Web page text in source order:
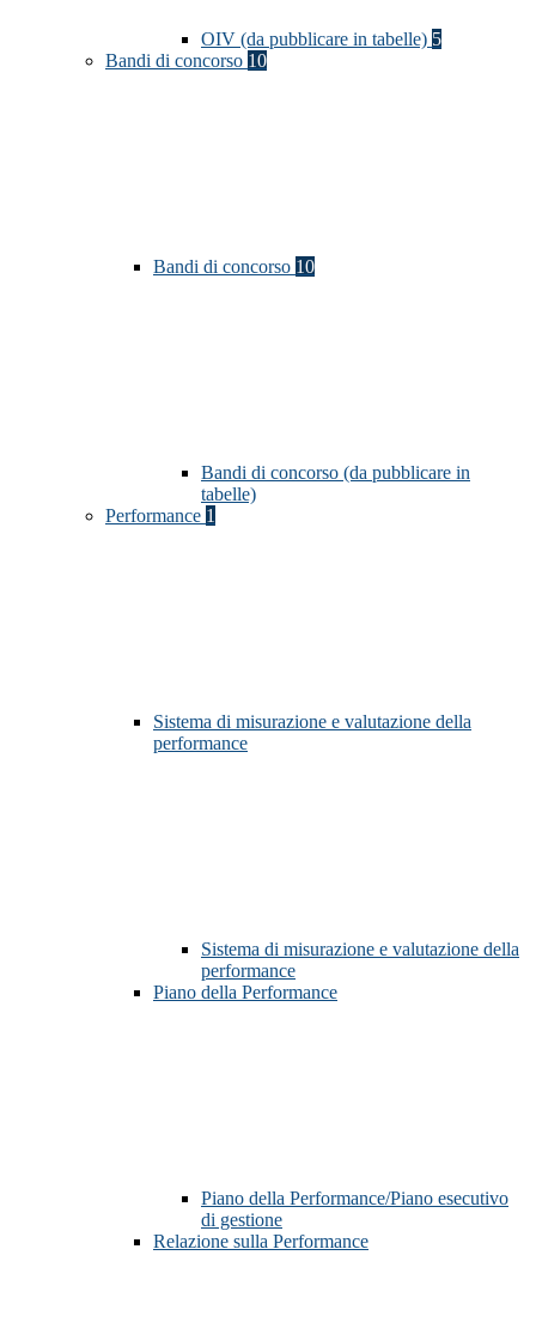
OIV (da pubblicare in tabelle) 5
Bandi di concorso 10
Bandi di concorso 10
Bandi di concorso (da pubblicare in
tabelle)
Performance 1
Sistema di misurazione e valutazione della
performance
Sistema di misurazione e valutazione della
performance
Piano della Performance
Piano della Performance/Piano esecutivo
di gestione
Relazione sulla Performance